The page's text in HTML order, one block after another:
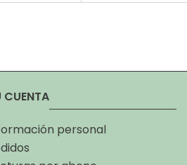
CUENTA
personal